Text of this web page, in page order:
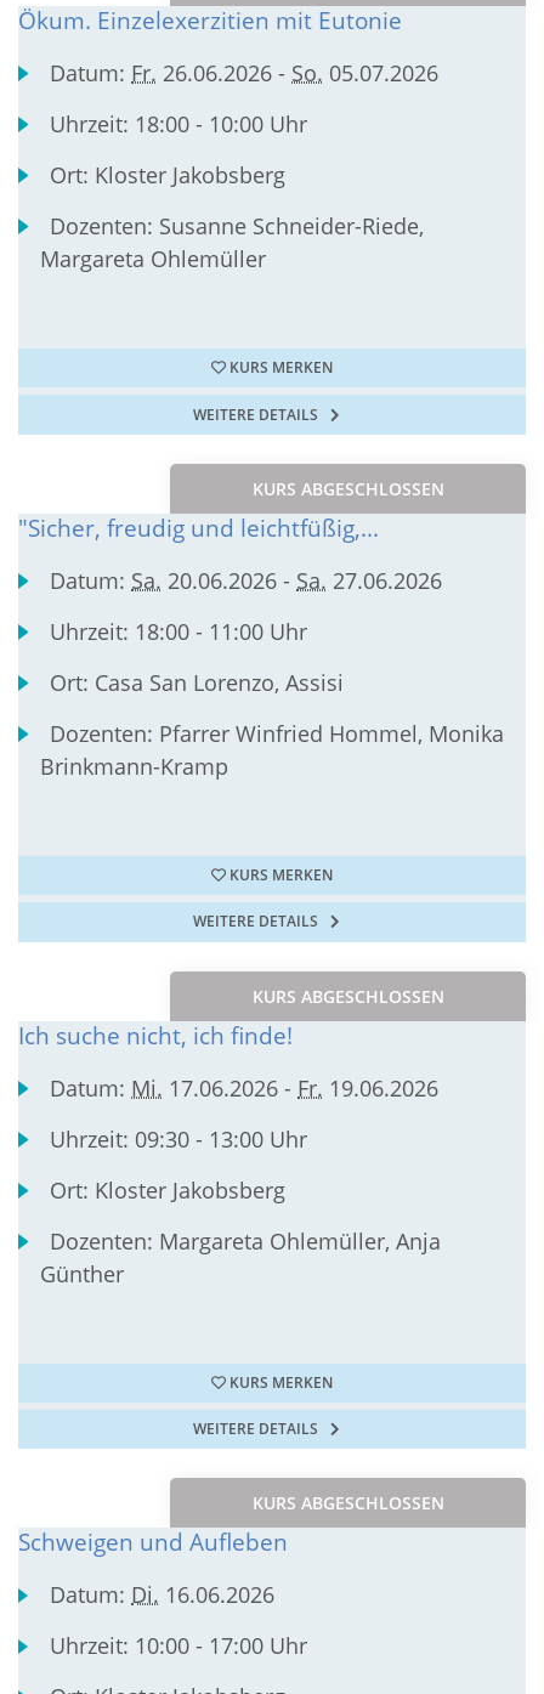
Ökum. Einzelexerzitien mit Eutonie
Datum: Fr. 26.06.2026 - So. 05.07.2026
Uhrzeit: 18:00 - 10:00 Uhr
Ort: Kloster Jakobsberg
Dozenten: Susanne Schneider-Riede,
Margareta Ohlemüller
KURS MERKEN
WEITERE DETAILS
KURS ABGESCHLOSSEN
"Sicher, freudig und leichtfüßig,...
Datum: Sa. 20.06.2026 - Sa. 27.06.2026
Uhrzeit: 18:00 - 11:00 Uhr
Ort: Casa San Lorenzo, Assisi
Dozenten: Pfarrer Winfried Hommel, Monika
Brinkmann-Kramp
KURS MERKEN
WEITERE DETAILS
KURS ABGESCHLOSSEN
Ich suche nicht, ich finde!
Datum: Mi. 17.06.2026 - Fr. 19.06.2026
Uhrzeit: 09:30 - 13:00 Uhr
Ort: Kloster Jakobsberg
Dozenten: Margareta Ohlemüller, Anja
Günther
KURS MERKEN
WEITERE DETAILS
KURS ABGESCHLOSSEN
Schweigen und Aufleben
Datum: Di. 16.06.2026
Uhrzeit: 10:00 - 17:00 Uhr